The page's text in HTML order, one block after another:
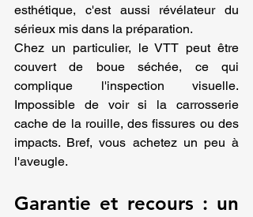
esthétique, c'est aussi révélateur du
sérieux mis dans la préparation.
Chez un particulier, le VTT peut être
couvert de boue séchée, ce qui
complique l'inspection visuelle.
Impossible de voir si la carrosserie
cache de la rouille, des fissures ou des
impacts. Bref, vous achetez un peu à
l'aveugle.
Garantie et recours : un